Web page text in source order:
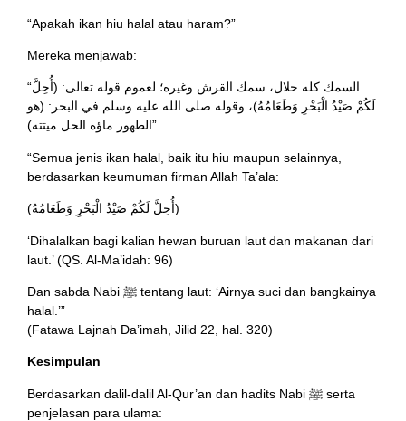
“Apakah ikan hiu halal atau haram?”
Mereka menjawab:
“السمك كله حلال، سمك القرش وغيره؛ لعموم قوله تعالى: (أُحِلَّ
لَكُمْ صَيْدُ الْبَحْرِ وَطَعَامُهُ)، وقوله صلى الله عليه وسلم في البحر: (هو
الطهور ماؤه الحل ميتته)”
“Semua jenis ikan halal, baik itu hiu maupun selainnya,
berdasarkan keumuman firman Allah Ta’ala:
(أُحِلَّ لَكُمْ صَيْدُ الْبَحْرِ وَطَعَامُهُ)
‘Dihalalkan bagi kalian hewan buruan laut dan makanan dari
laut.’ (QS. Al-Ma’idah: 96)
Dan sabda Nabi ﷺ tentang laut: ‘Airnya suci dan bangkainya
halal.’”
(Fatawa Lajnah Da’imah, Jilid 22, hal. 320)
Kesimpulan
Berdasarkan dalil-dalil Al-Qur’an dan hadits Nabi ﷺ serta
penjelasan para ulama: